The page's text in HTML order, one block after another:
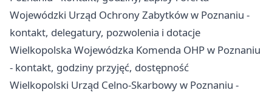
Wojewódzki Urząd Ochrony Zabytków w Poznaniu -
kontakt, delegatury, pozwolenia i dotacje
Wielkopolska Wojewódzka Komenda OHP w Poznaniu
- kontakt, godziny przyjęć, dostępność
Wielkopolski Urząd Celno-Skarbowy w Poznaniu -